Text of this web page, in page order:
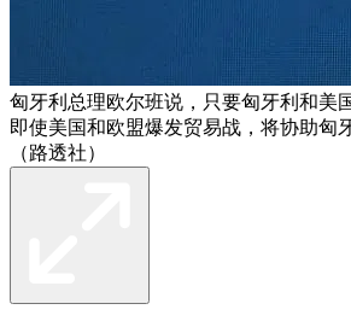
匈牙利总理欧尔班说，只要匈牙利和美
即使美国和欧盟爆发贸易战，将协助匈
（路透社）